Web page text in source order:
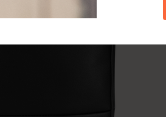
ライフプランナー・コレクション